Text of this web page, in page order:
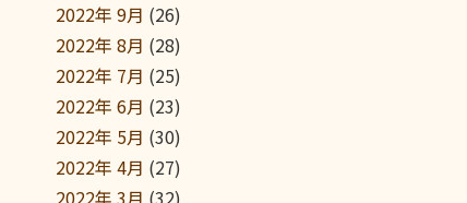
2022年 9月 (26)
2022年 8月 (28)
2022年 7月 (25)
2022年 6月 (23)
2022年 5月 (30)
2022年 4月 (27)
2022年 3月 (32)